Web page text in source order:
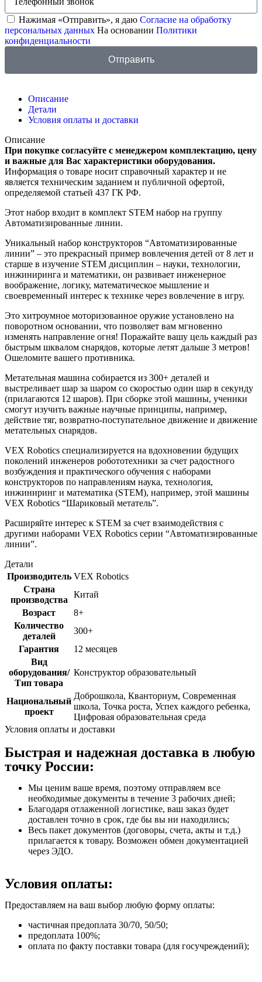
Нажимая «Отправить», я даю Согласие на обработку
персональных данных На основании Политики
конфиденциальности
Отправить
Описание
Детали
Условия оплаты и доставки
Описание
При покупке согласуйте с менеджером комплектацию, цену
и важные для Вас характеристики оборудования.
Информация о товаре носит справочный характер и не
является техническим заданием и публичной офертой,
определяемой статьей 437 ГК РФ.
Этот набор входит в комплект STEM набор на группу
Автоматизированные линии.
Уникальный набор конструкторов “Автоматизированные
линии” – это прекрасный пример вовлечения детей от 8 лет и
старше в изучение STEM дисциплин – науки, технологии,
инжиниринга и математики, он развивает инженерное
воображение, логику, математическое мышление и
своевременный интерес к технике через вовлечение в игру.
Это хитроумное моторизованное оружие установлено на
поворотном основании, что позволяет вам мгновенно
изменять направление огня! Поражайте вашу цель каждый раз
быстрым шквалом снарядов, которые летят дальше 3 метров!
Ошеломите вашего противника.
Метательная машина собирается из 300+ деталей и
выстреливает шар за шаром со скоростью один шар в секунду
(прилагаются 12 шаров). При сборке этой машины, ученики
смогут изучить важные научные принципы, например,
действие тяг, возвратно-поступательное движение и движение
метательных снарядов.
VEX Robotics специализируется на вдохновении будущих
поколений инженеров робототехники за счет радостного
возбуждения и практического обучения с наборами
конструкторов по направлениям наука, технология,
инжиниринг и математика (STEM), например, этой машины
VEX Robotics “Шариковый метатель”.
Расширяйте интерес к STEM за счет взаимодействия с
другими наборами VEX Robotics серии “Автоматизированные
линии”.
Детали
Производитель VEX Robotics
Страна
производства
Китай
Возраст
8+
Количество
деталей
300+
Гарантия
12 месяцев
Вид
оборудования/
Тип товара
Конструктор образовательный
Национальный
проект
Доброшкола, Кванториум, Современная
школа, Точка роста, Успех каждого ребенка,
Цифровая образовательная среда
Условия оплаты и доставки
Быстрая и надежная доставка в любую
точку России:
Мы ценим ваше время, поэтому отправляем все
необходимые документы в течение 3 рабочих дней;
Благодаря отлаженной логистике, ваш заказ будет
доставлен точно в срок, где бы вы ни находились;
Весь пакет документов (договоры, счета, акты и т.д.)
прилагается к товару. Возможен обмен документацией
через ЭДО.
Условия оплаты:
Предоставляем на ваш выбор любую форму оплаты:
частичная предоплата 30/70, 50/50;
предоплата 100%;
оплата по факту поставки товара (для госучреждений);